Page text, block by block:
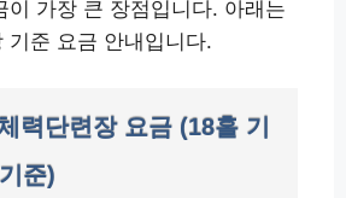
이 가장 큰 장점입니다. 아래는
기준 요금 안내입니다.
력단련장 요금 (18홀 기
준)